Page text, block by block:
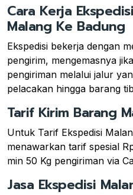
Cara Kerja
Malang Ke Badung
Ekspedisi bekerja dengan
pengirim, mengemasnya
pengiriman melalui jalur
pelacakan hingga barang
Tarif Kirim Barang
Untuk Tarif Ekspedisi
menawarkan tarif spesial
min 50 Kg pengiriman via
Jasa Ekspedisi